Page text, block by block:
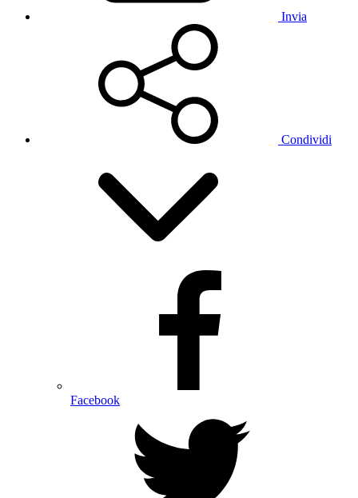
Invia
Condividi
Facebook